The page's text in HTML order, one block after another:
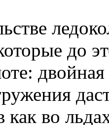
до
как во